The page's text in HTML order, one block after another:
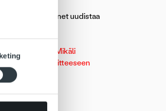
also share
it with
ja rohkenet uudistaa
häiriöitä. Mikäli
osoitteeseen